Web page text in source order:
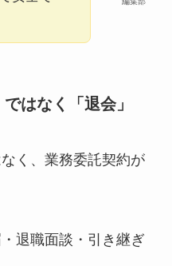
はなく「退会」
く、業務委託契約が
退職面談・引き継ぎ